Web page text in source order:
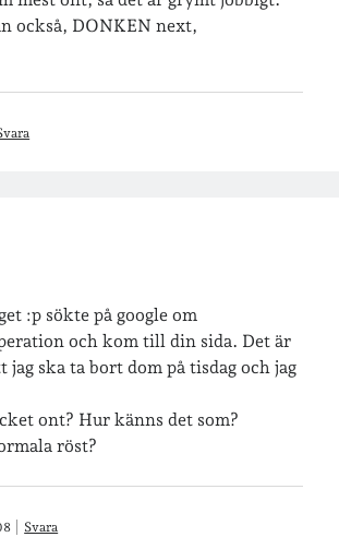
också, DONKEN next,
:p sökte på google om
och kom till din sida. Det är
jag ska ta bort dom på tisdag och jag
ont? Hur känns det som?
röst?
Svara